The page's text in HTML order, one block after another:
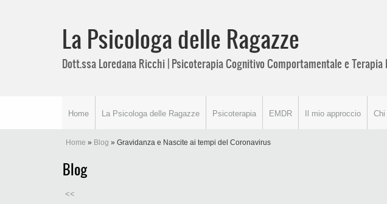
La Psicologa delle Ragazze
Dott.ssa Loredana Ricchi | Psicoterapia Cognitivo Comportamentale e Terapia
Home La Psicologa delle Ragazze Psicoterapia EMDR Il mio approccio Chi
Home » Blog » Gravidanza e Nascite ai tempi del Coronavirus
Blog
<<